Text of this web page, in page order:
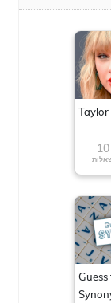
10
Guess